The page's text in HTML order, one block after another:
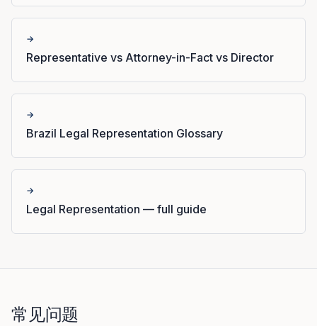
→
Representative vs Attorney-in-Fact vs Director
→
Brazil Legal Representation Glossary
→
Legal Representation — full guide
常见问题